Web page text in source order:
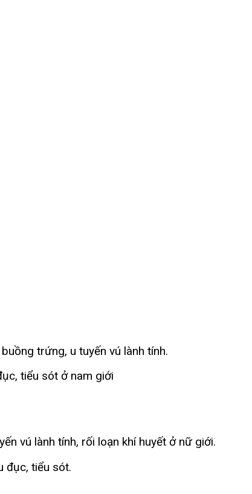
trứng, u tuyến vú lành tính.
tiểu sót ở nam giới
vú lành tính, rối loạn khí huyết ở nữ giới.
đục, tiểu sót.